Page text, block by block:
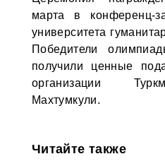
марта в конференц-
университета
Победители
получили ценные
организации
Махтумкули.
Читайте также